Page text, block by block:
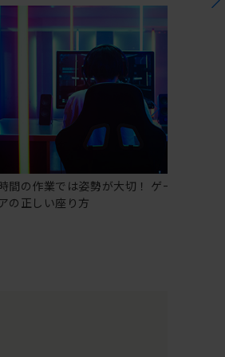
間の作業では姿勢が大切！ ゲーミングチ
の正しい座り方